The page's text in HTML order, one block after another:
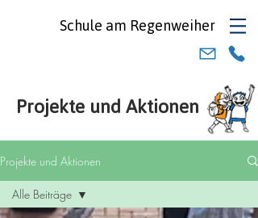
Schule am Regenweiher
Projekte und Aktionen
Projekte und Aktionen
Alle Beiträge